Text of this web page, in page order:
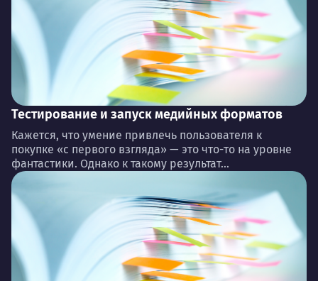
Тестирование и запуск медийных форматов
Кажется, что умение привлечь пользователя к
покупке «с первого взгляда» — это что-то на уровне
фантастики. Однако к такому результат...